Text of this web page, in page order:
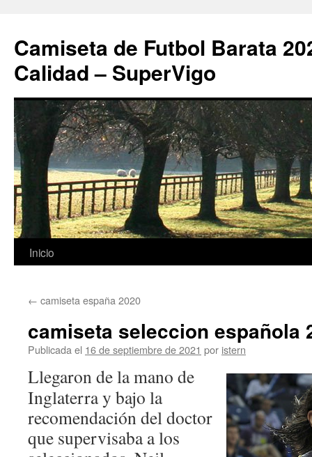
Camiseta de Futbol Barata
Calidad – SuperVigo
Saltar
contenido
Inicio
← camiseta españa 2020
camiseta seleccion española
Publicada el 16 de septiembre de 2021 por istern
Llegaron de la mano de
Inglaterra y bajo la
recomendación del doctor
que supervisaba a los